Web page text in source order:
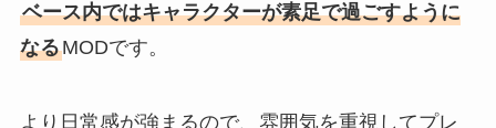
ベース内ではキャラクターが素足で過ごすように
なるMODです。
より日常感が強まるので、雰囲気を重視してプレ